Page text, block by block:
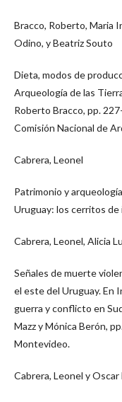
Bracco, Roberto, Maria
Odino, y Beatriz Souto
Dieta, modos de
Arqueología de las
Roberto Bracco, pp.
Comisión Nacional de
Cabrera, Leonel
Patrimonio y
Uruguay: los cerritos de
Cabrera, Leonel, Alicia
Señales de muerte
el este del Uruguay. En
guerra y conflicto en
Mazz y Mónica Berón,
Montevideo.
Cabrera, Leonel y Oscar